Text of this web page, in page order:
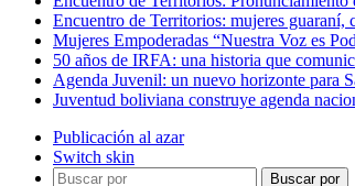
Encuentro de Territorios: mujeres
Mujeres Empoderadas “Nuestra Voz es
50 años de IRFA: una historia que
Agenda Juvenil: un nuevo horizonte para
Juventud boliviana construye agenda
Publicación al azar
Switch skin
Buscar por